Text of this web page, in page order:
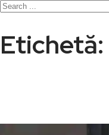
Etichetă: